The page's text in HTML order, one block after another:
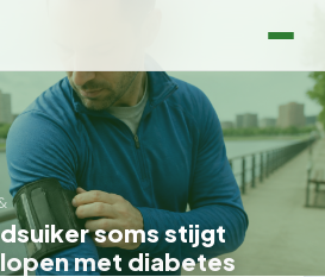
soms stijgt
met diabetes